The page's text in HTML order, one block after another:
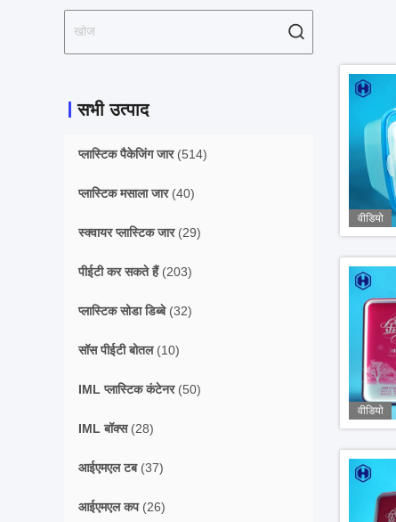
सभी उत्पाद
प्लास्टिक पैकेजिंग जार(514)
प्लास्टिक मसाला जार(40)
स्क्वायर प्लास्टिक जार(29)
पीईटी कर सकते हैं(203)
प्लास्टिक सोडा डिब्बे(32)
सॉस पीईटी बोतल(10)
IML प्लास्टिक कंटेनर(50)
IML बॉक्स(28)
आईएमएल टब(37)
आईएमएल कप(26)
वीडियो
वीडियो